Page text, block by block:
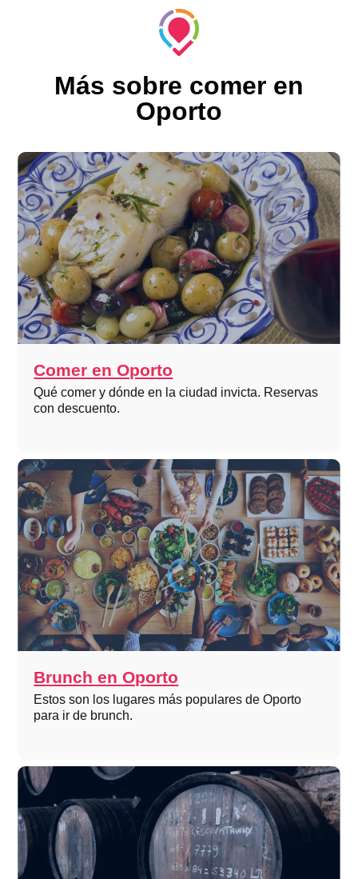
Más sobre comer en
Oporto
Comer en Oporto
Qué comer y dónde en la ciudad invicta. Reservas
con descuento.
Brunch en Oporto
Estos son los lugares más populares de Oporto
para ir de brunch.